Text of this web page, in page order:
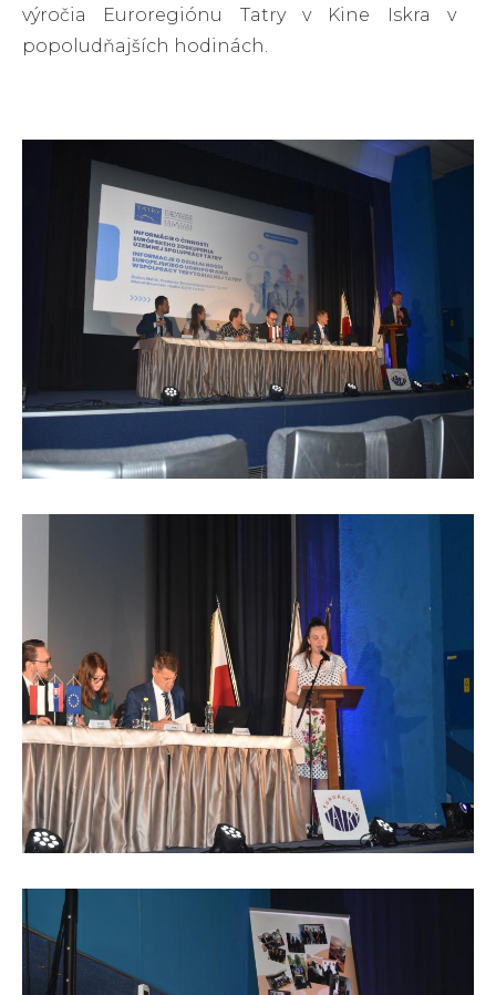
výročia Euroregiónu Tatry v Kine Iskra v
popoludňajších hodinách.